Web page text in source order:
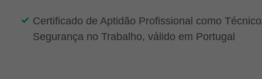
Certificado de Aptidão Profissional como
Segurança no Trabalho, válido em Portugal